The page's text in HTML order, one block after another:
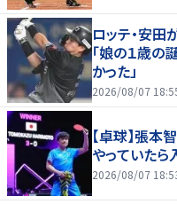
ロッテ・安田
「娘の１歳の
かった」
2026/08/07
【卓球】張
やっていたら
2026/08/07